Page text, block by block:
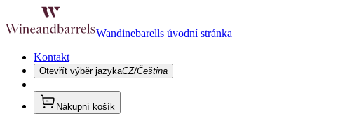
Wandinebarells úvodní stránka
Kontakt
Otevřít výběr jazykaCZ/Čeština
Nákupní košík